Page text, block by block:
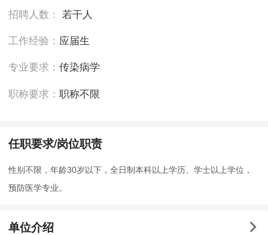
招聘人数：若干人
工作经验： 应届生
专业要求：传染病学
职称要求：职称不限
任职要求/岗位职责
性别不限，年龄30岁以下，全日制本科以上学历、学士以上学位，
预防医学专业。
单位介绍